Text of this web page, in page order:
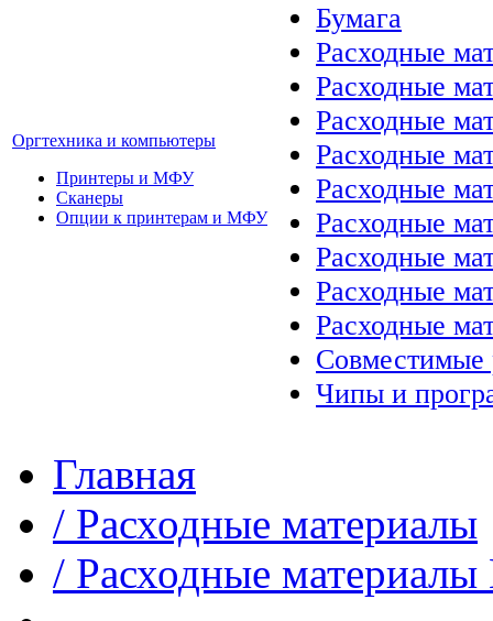
Оргтехника и компьютеры
Принтеры и МФУ
Сканеры
Опции к принтерам и МФУ
Бумага
Расходные
Расходные
Расходные
Расходные
Расходные
Расходные
Расходные
Расходные
Расходные
Совместимые
Чипы и
Главная
/ Расходные материалы
/ Расходные